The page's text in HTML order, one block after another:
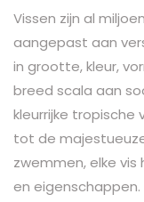
Vissen zijn al
aangepast aan
in grootte, kleur,
breed scala aan
kleurrijke tropische
tot de
zwemmen, elke vis
en eigenschappen.